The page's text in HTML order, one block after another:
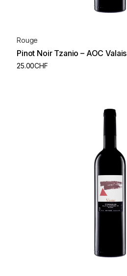
Rouge
Pinot Noir Tzanio – AOC Valais
25.00CHF